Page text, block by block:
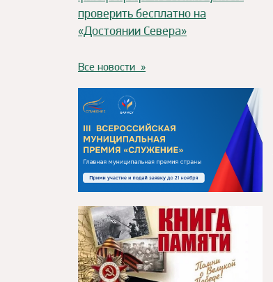
проверить бесплатно на
«Достоянии Севера»
Все новости »